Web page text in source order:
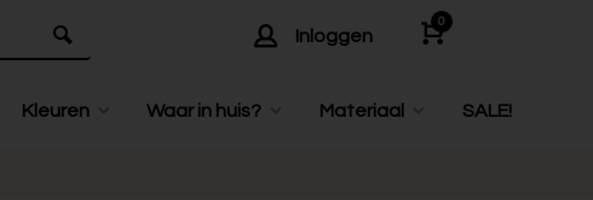
Inloggen
0
Kleuren Waar in huis? Materiaal SALE!